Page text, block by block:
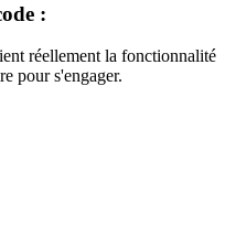
:
réellement la fonctionnalité
pour s'engager.